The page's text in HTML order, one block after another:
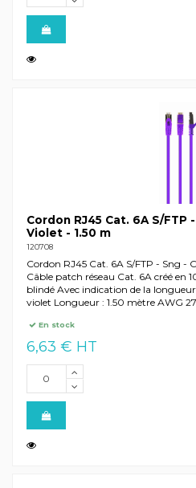
Cordon RJ45 Cat. 6A S/FTP
Violet - 1.50 m
120708
Cordon RJ45 Cat. 6A S/FTP - Sng -
Câble patch réseau Cat. 6A créé en
blindé Avec indication de la
violet Longueur : 1.50 mètre AWG 27
En stock
6,63 € HT